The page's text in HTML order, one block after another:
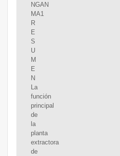
NGAN
MA1
R
E
S
U
M
E
N
La
función
principal
de
la
planta
extractora
de